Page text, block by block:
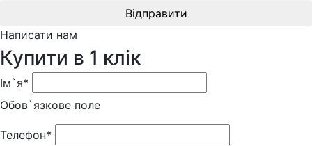
Відправити
Написати нам
Купити в 1 клік
Ім`я*
Обов`язкове поле
Телефон*